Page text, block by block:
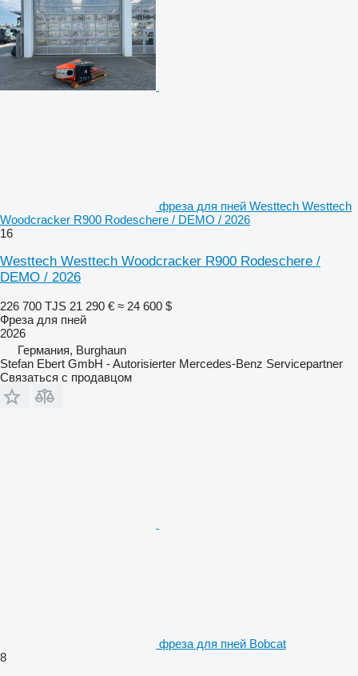
фреза для пней Westtech Westtech
Woodcracker R900 Rodeschere / DEMO / 2026
16
Westtech Westtech Woodcracker R900 Rodeschere /
DEMO / 2026
226 700 TJS 21 290 € ≈ 24 600 $
Фреза для пней
2026
Германия, Burghaun
Stefan Ebert GmbH - Autorisierter Mercedes-Benz Servicepartner
Связаться с продавцом
фреза для пней Bobcat
8